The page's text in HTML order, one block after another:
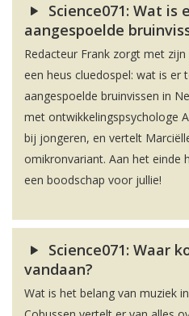
Science071: Wat is
aangespoelde
Redacteur Frank zorgt met
een heus cluedospel: wat is er
aangespoelde bruinvissen in
met ontwikkelingspsychologe
bij jongeren, en vertelt
omikronvariant. Aan het einde
een boodschap voor jullie!
Science071: Waar
vandaan?
Wat is het belang van muziek